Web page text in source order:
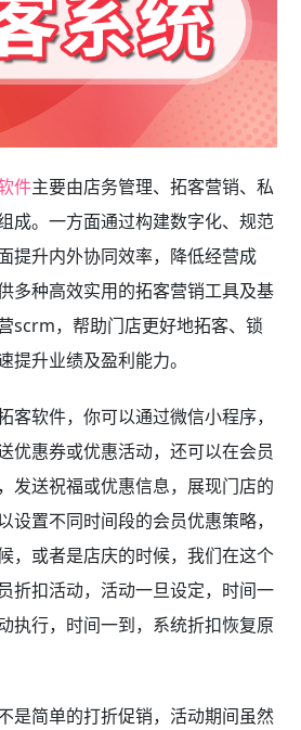
件主要由店务管理、拓客营销、私
成。一方面通过构建数字化、规范
提升内外协同效率，降低经营成
多种高效实用的拓客营销工具及基
scrm，帮助门店更好地拓客、锁
提升业绩及盈利能力。
客软件，你可以通过微信小程序，
优惠券或优惠活动，还可以在会员
发送祝福或优惠信息，展现门店的
设置不同时间段的会员优惠策略，
，或者是店庆的时候，我们在这个
折扣活动，活动一旦设定，时间一
执行，时间一到，系统折扣恢复原
是简单的打折促销，活动期间虽然